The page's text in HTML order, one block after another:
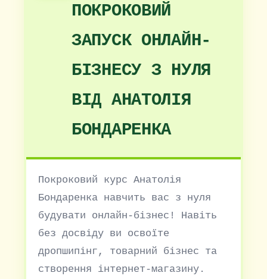
ПОКРОКОВИЙ
ЗАПУСК ОНЛАЙН-
БІЗНЕСУ З НУЛЯ
ВІД АНАТОЛІЯ
БОНДАРЕНКА
Покроковий курс Анатолія
Бондаренка навчить вас з нуля
будувати онлайн-бізнес! Навіть
без досвіду ви освоїте
дропшипінг, товарний бізнес та
створення інтернет-магазину.